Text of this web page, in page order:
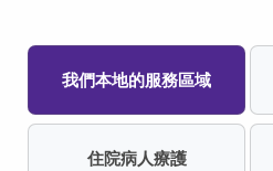
我們本地的服務區域
住院病人療護